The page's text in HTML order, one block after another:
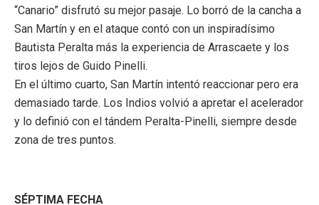
“Canario” disfrutó su mejor pasaje. Lo borró de la cancha a
San Martín y en el ataque contó con un inspiradísimo
Bautista Peralta más la experiencia de Arrascaete y los
tiros lejos de Guido Pinelli.
En el último cuarto, San Martín intentó reaccionar pero era
demasiado tarde. Los Indios volvió a apretar el acelerador
y lo definió con el tándem Peralta-Pinelli, siempre desde
zona de tres puntos.
SÉPTIMA FECHA